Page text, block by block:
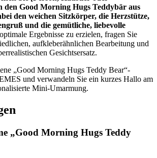
den Good Morning Hugs Teddybär aus
den weichen Sitzkörper, die Herzstütze,
und die gemütliche, liebevolle
Ergebnisse zu erzielen, fragen Sie
aufkleberähnlichen Bearbeitung und
Gesichtsersatz.
„Good Morning Hugs Teddy Bear“-
und verwandeln Sie ein kurzes Hallo am
Mini-Umarmung.
„Good Morning Hugs Teddy